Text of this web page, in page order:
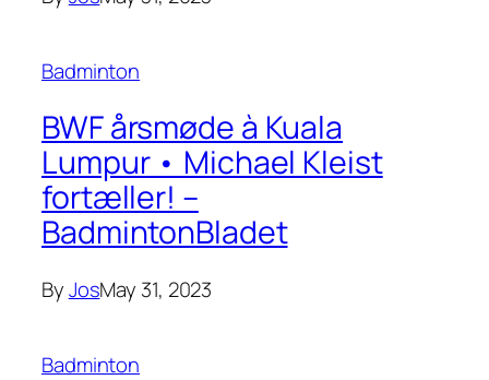
Badminton
BWF årsmøde à Kuala
Lumpur • Michael Kleist
fortæller! –
BadmintonBladet
ByJosMay 31, 2023
Badminton